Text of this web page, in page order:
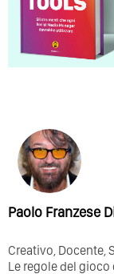
Paolo Franzese
Creativo, Docente,
Le regole del